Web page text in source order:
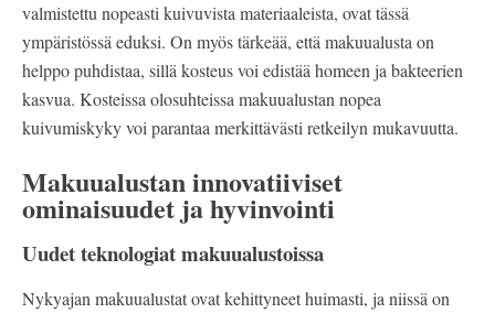
valmistettu nopeasti kuivuvista materiaaleista, ovat tässä
ympäristössä eduksi. On myös tärkeää, että makuualusta on
helppo puhdistaa, sillä kosteus voi edistää homeen ja bakteerien
kasvua. Kosteissa olosuhteissa makuualustan nopea
kuivumiskyky voi parantaa merkittävästi retkeilyn mukavuutta.
Makuualustan innovatiiviset
ominaisuudet ja hyvinvointi
Uudet teknologiat makuualustoissa
Nykyajan makuualustat ovat kehittyneet huimasti, ja niissä on